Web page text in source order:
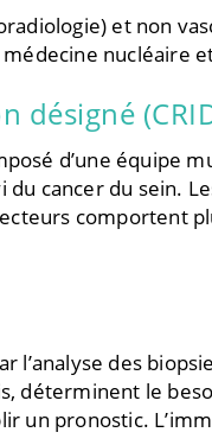
et non
nucléaire
désigné
d’une équipe
du cancer du sein.
comportent
des
déterminent le
un pronostic.